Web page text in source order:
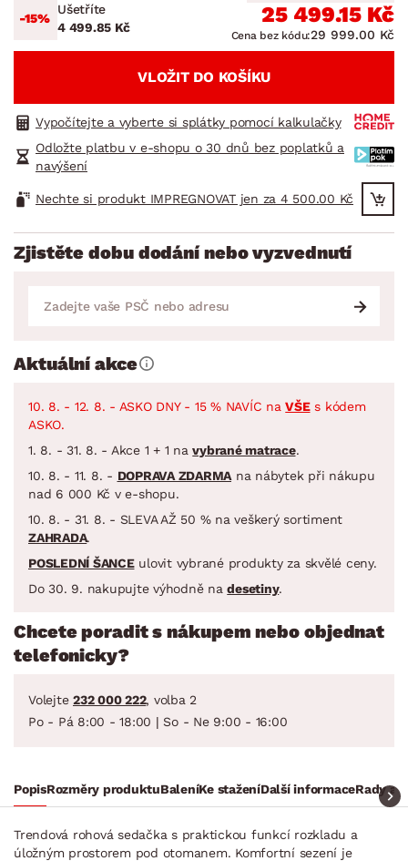
-15%
Ušetříte
4 499.85 Kč
25 499.15 Kč
Cena bez kódu:29 999.00 Kč
VLOŽIT DO KOŠÍKU
Vypočítejte a vyberte si splátky pomocí kalkulačky
Odložte platbu v e-shopu o 30 dnů bez poplatků a
navýšení
Nechte si produkt IMPREGNOVAT jen za 4 500.00 Kč
Zjistěte dobu dodání nebo vyzvednutí
Aktuální akce
10. 8. - 12. 8. - ASKO DNY - 15 % NAVÍC naVŠEs kódem
ASKO.
1. 8. - 31. 8. - Akce 1 + 1 navybrané matrace.
10. 8. - 11. 8. - DOPRAVA ZDARMA na nábytek při nákupu
nad 6 000 Kč v e-shopu.
10. 8. - 31. 8. - SLEVA AŽ 50 % na veškerý sortiment
ZAHRADA.
POSLEDNÍ ŠANCEulovit vybrané produkty za skvělé ceny.
Do 30. 9. nakupujte výhodně nadesetiny.
Chcete poradit s nákupem nebo objednat
telefonicky?
Volejte 232 000 222, volba 2
Po - Pá 8:00 - 18:00 | So - Ne 9:00 - 16:00
PopisRozměry produktuBaleníKe staženíDalší informaceRady a
Trendová rohová sedačka s praktickou funkcí rozkladu a
úložným prostorem pod otomanem. Komfortní sezení je